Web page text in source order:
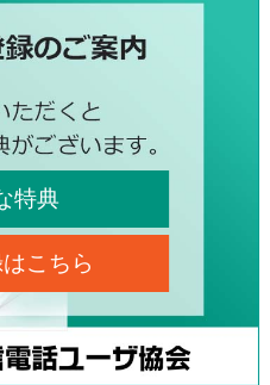
特典
こちら